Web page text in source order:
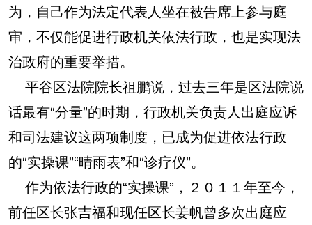
为，自己作为法定代表人坐在被告席上参与庭
审，不仅能促进行政机关依法行政，也是实现法
治政府的重要举措。
平谷区法院院长祖鹏说，过去三年是区法院说
话最有“分量”的时期，行政机关负责人出庭应诉
和司法建议这两项制度，已成为促进依法行政
的“实操课”“晴雨表”和“诊疗仪”。
作为依法行政的“实操课”，２０１１年至今，
前任区长张吉福和现任区长姜帆曾多次出庭应